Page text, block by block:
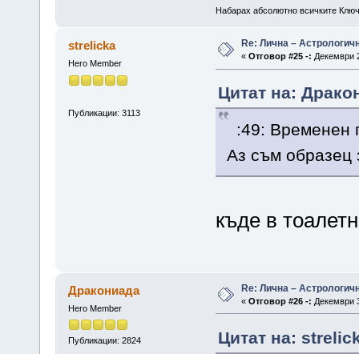
Набарах абсолютно всичките
strelicka
Hero Member
Публикации: 3113
Re: Лична –
« Отговор #25 -: Декември
Цитат на:
:49: Временен
Аз съм
къде в
Дракониада
Hero Member
Публикации: 2824
Re: Лична –
« Отговор #26 -: Декември
Цитат на: